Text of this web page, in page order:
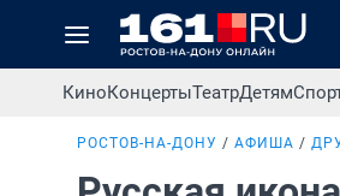
КиноКонцертыТеатрДетям
РОСТОВ-НА-ДОНУ АФИША